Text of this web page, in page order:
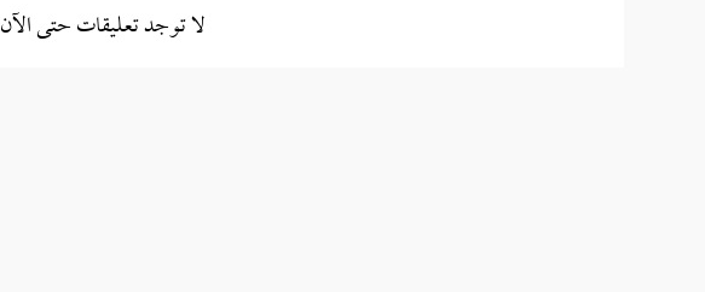
لا توجد تعليقات حتى الآن